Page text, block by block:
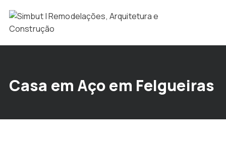
Casa em Aço em Felgueiras